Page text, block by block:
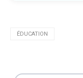
ÉDUCATION